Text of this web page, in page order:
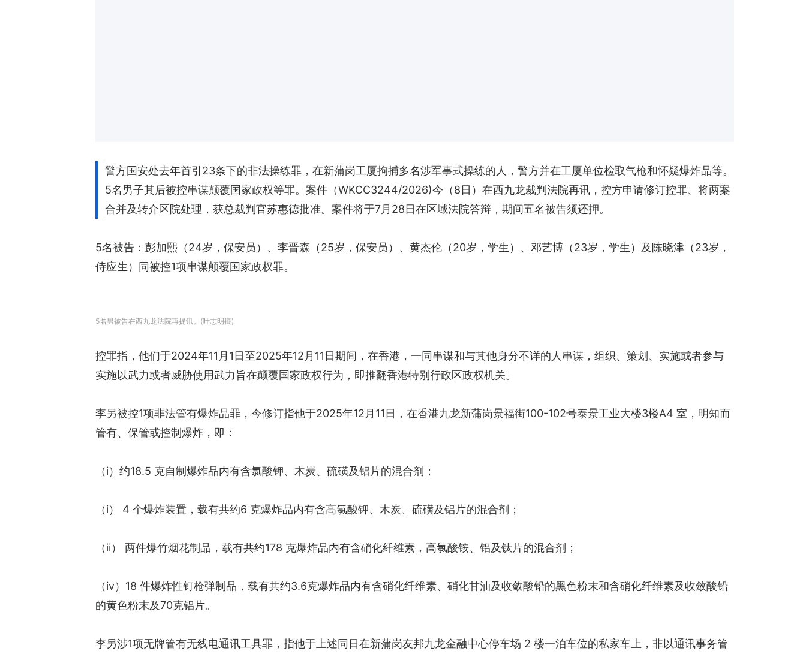
警方国安处去年首引23条下的非法操练罪，在新蒲岗工厦拘捕多名涉军事式操练的人，警方并在工厦单位检取气枪和怀疑爆炸品等。
5名男子其后被控串谋颠覆国家政权等罪。案件（WKCC3244/2026)今（8日）在西九龙裁判法院再讯，控方申请修订控罪、将两案
合并及转介区院处理，获总裁判官苏惠德批准。案件将于7月28日在区域法院答辩，期间五名被告须还押。
5名被告：彭加熙（24岁，保安员）、李晋森（25岁，保安员）、黄杰伦（20岁，学生）、邓艺博（23岁，学生）及陈晓津（23岁，
侍应生）同被控1项串谋颠覆国家政权罪。
5名男被告在西九龙法院再提讯。(叶志明摄)
控罪指，他们于2024年11月1日至2025年12月11日期间，在香港，一同串谋和与其他身分不详的人串谋，组织、策划、实施或者参与
实施以武力或者威胁使用武力旨在颠覆国家政权行为，即推翻香港特别行政区政权机关。
李另被控1项非法管有爆炸品罪，今修订指他于2025年12月11日，在香港九龙新蒲岗景福街100-102号泰景工业大楼3楼A4 室，明知而
管有、保管或控制爆炸，即：
（i）约18.5 克自制爆炸品内有含氯酸钾、木炭、硫磺及铝片的混合剂；
（i） 4 个爆炸装置，载有共约6 克爆炸品内有含高氯酸钾、木炭、硫磺及铝片的混合剂；
（ii） 两件爆竹烟花制品，载有共约178 克爆炸品内有含硝化纤维素，高氯酸铵、铝及钛片的混合剂；
（iv）18 件爆炸性钉枪弹制品，载有共约3.6克爆炸品内有含硝化纤维素、硝化甘油及收敛酸铅的黑色粉末和含硝化纤维素及收敛酸铅
的黄色粉末及70克铝片。
李另涉1项无牌管有无线电通讯工具罪，指他于上述同日在新蒲岗友邦九龙金融中心停车场 2 楼一泊车位的私家车上，非以通讯事务管